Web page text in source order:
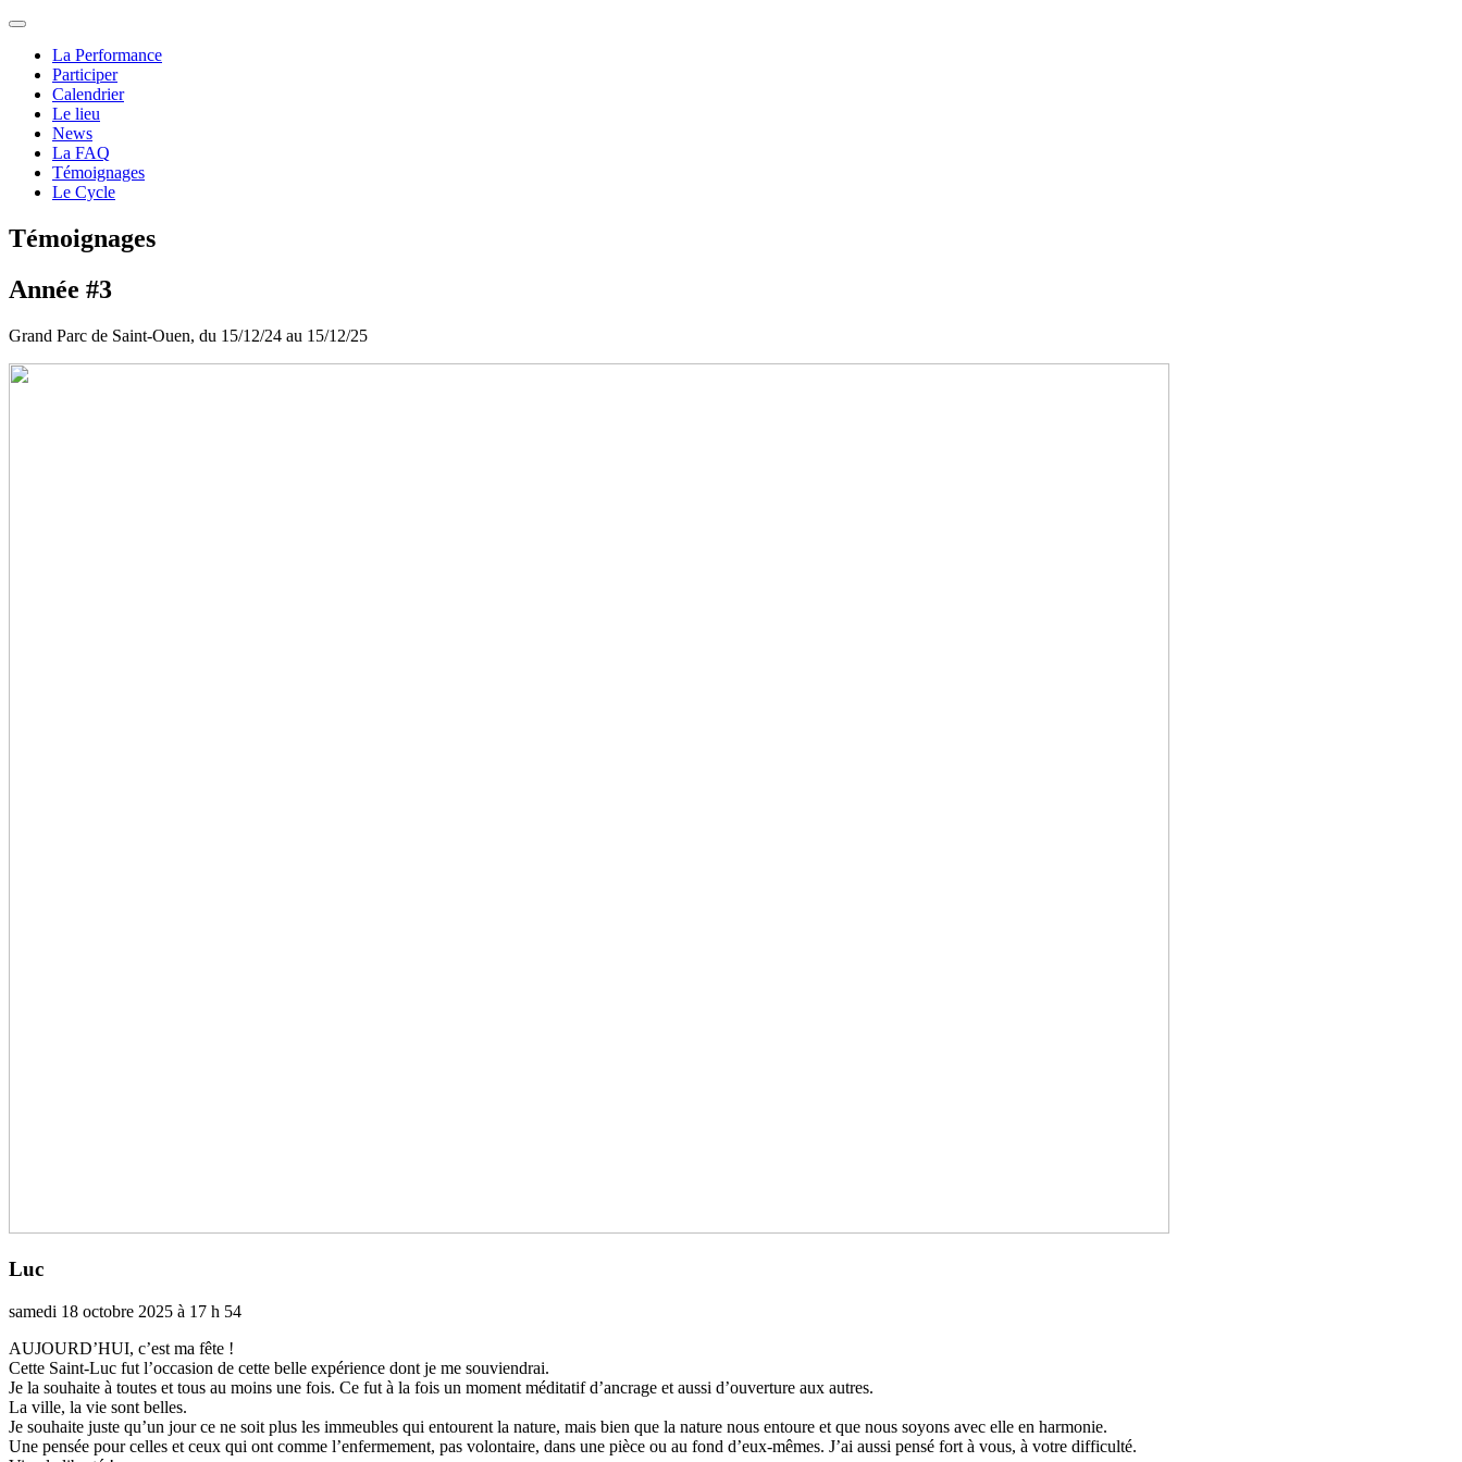
La Performance
Participer
Calendrier
Le lieu
News
La FAQ
Témoignages
Le Cycle
Témoignages
Année #3
Grand Parc de Saint-Ouen, du 15/12/24 au 15/12/25
Luc
samedi 18 octobre 2025 à 17 h 54
AUJOURD’HUI, c’est ma fête !
Cette Saint-Luc fut l’occa­­sion de cette belle expé­­rience dont je me sou­­vien­­drai.
Je la sou­­haite à toutes et tous au moins une fois. Ce fut à la fois un moment médi­­ta­­tif d’ancrage et aussi d’ouver­­ture aux autres.
La ville, la vie sont belles.
Je sou­­haite juste qu’un jour ce ne soit plus les immeu­­bles qui entou­­rent la nature, mais bien que la nature nous entoure et que nous soyons avec elle en har­­mo­­nie.
Une pensée pour celles et ceux qui ont comme l’enfer­­me­­ment, pas volon­­taire, dans une pièce ou au fond d’eux-mêmes. J’ai aussi pensé fort à vous, à votre dif­­fi­­culté.